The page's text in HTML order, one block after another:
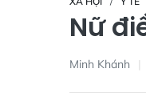
Nữ
Minh Khánh